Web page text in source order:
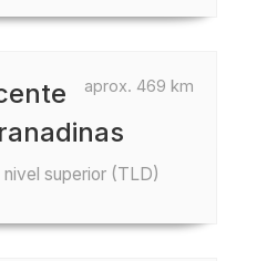
aprox. 469 km
nivel superior (TLD)